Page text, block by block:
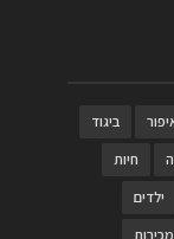
ביגוד
חיות
ילדים
מכירות